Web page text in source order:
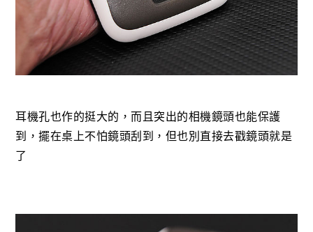
耳機孔也作的挺大的，而且突出的相機鏡頭也能保護
到，擺在桌上不怕鏡頭刮到，但也別直接去戳鏡頭就是
了